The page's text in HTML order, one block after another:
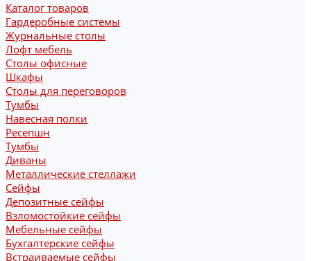
Каталог товаров
Гардеробные системы
Журнальные столы
Лофт мебель
Столы офисные
Шкафы
Столы для переговоров
Тумбы
Навесная полки
Ресепшн
Тумбы
Диваны
Металлические стеллажи
Сейфы
Депозитные сейфы
Взломостойкие сейфы
Мебельные сейфы
Бухгалтерские сейфы
Встраиваемые сейфы